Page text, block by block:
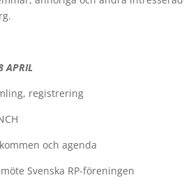
APRIL
registrering
och agenda
Svenska RP-föreningen